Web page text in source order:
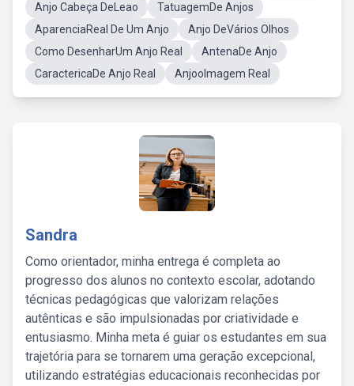
Anjo Cabeça DeLeao
TatuagemDe Anjos
AparenciaReal De Um Anjo
Anjo DeVários Olhos
Como DesenharUm Anjo Real
AntenaDe Anjo
CaractericaDe Anjo Real
AnjooImagem Real
Sandra
Como orientador, minha entrega é completa ao
progresso dos alunos no contexto escolar, adotando
técnicas pedagógicas que valorizam relações
autênticas e são impulsionadas por criatividade e
entusiasmo. Minha meta é guiar os estudantes em sua
trajetória para se tornarem uma geração excepcional,
utilizando estratégias educacionais reconhecidas por